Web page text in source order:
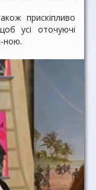
прискіпливо
усі оточуючі
ною.